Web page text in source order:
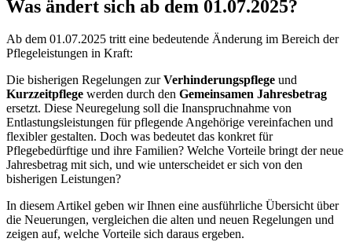
Was ändert sich ab dem 01.07.2025?
Ab dem 01.07.2025 tritt eine bedeutende Änderung im Bereich der
Pflegeleistungen in Kraft:
Die bisherigen Regelungen zurVerhinderungspflege und
Kurzzeitpflege werden durch den Gemeinsamen Jahresbetrag
ersetzt. Diese Neuregelung soll die Inanspruchnahme von
Entlastungsleistungen für pflegende Angehörige vereinfachen und
flexibler gestalten. Doch was bedeutet das konkret für
Pflegebedürftige und ihre Familien? Welche Vorteile bringt der neue
Jahresbetrag mit sich, und wie unterscheidet er sich von den
bisherigen Leistungen?
In diesem Artikel geben wir Ihnen eine ausführliche Übersicht über
die Neuerungen, vergleichen die alten und neuen Regelungen und
zeigen auf, welche Vorteile sich daraus ergeben.